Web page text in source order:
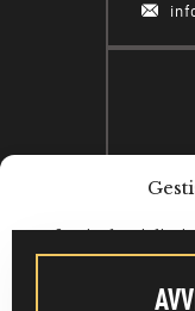
Per fornire le migliori
cookie per
dispositivo. Il
elaborare dati come